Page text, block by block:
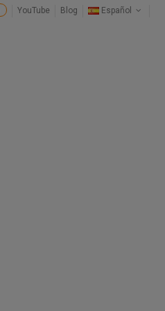
Español
Blog
YouTube